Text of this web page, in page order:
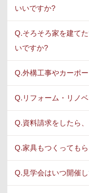
いいですか?
Q.そろそろ家を建て
いですか?
Q.外構工事やカーポ
Q.リフォーム・リノ
Q.資料請求をしたら
Q.家具もつくっても
Q.見学会はいつ開催